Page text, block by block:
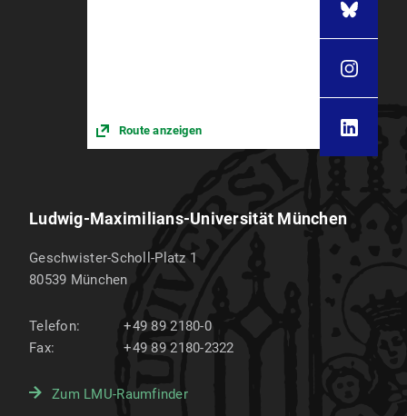
Public Health Politiken & Praxis in der
Hygiene und Infektionskontrolle (9 ECTS)
oder
in der Gesundheitsversorgung (9 ECTS) (in
Vorbereitung)
Route anzeigen
Ludwig-Maximilians-Universität München
Geschwister-Scholl-Platz 1
80539 München
Telefon:
+49 89 2180-0
Fax:
+49 89 2180-2322
Zum LMU-Raumfinder